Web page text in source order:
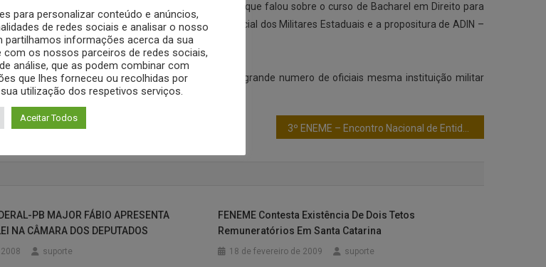
do Tenente Coronel PMRS Paulo Hendges, que falou sobre o curso de Bacharel em Direito para
Costa, que palestrou sobre a previdência especial dos Militares Estaduais e a propositura de ADIN –
da PMAL e contou com a participação de um grande numero de oficiais mesma instituição militar
PB MAJOR FÁBIO APRESENTA
NA CÂMARA DOS DEPUTADOS
suporte
FENEME Contesta Existência De Dois Tetos
Remuneratórios Em Santa Catarina
18 de fevereiro de 2009 suporte
para personalizar conteúdo e anúncios,
de redes sociais e analisar o nosso
partilhamos informações acerca da sua
com os nossos parceiros de redes sociais,
análise, que as podem combinar com
que lhes forneceu ou recolhidas por
utilização dos respetivos serviços.
Aceitar Todos